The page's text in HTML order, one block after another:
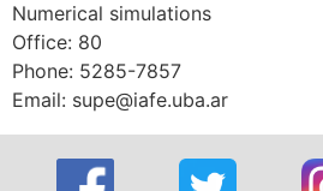
Numerical simulations
Office: 80
Phone: 5285-7857
Email: supe@iafe.uba.ar